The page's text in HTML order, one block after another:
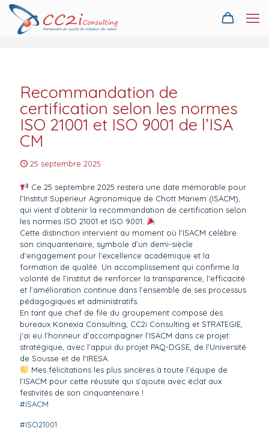
Recommandation de
certification selon les normes
ISO 21001 et ISO 9001 de l’ISA
CM
25 septembre 2025
Ce 25 septembre 2025 restera une date mémorable pour
l’Institut Supérieur Agronomique de Chott Mariem (ISACM),
qui vient d’obtenir la recommandation de certification selon
les normes ISO 21001 et ISO 9001.
Cette distinction intervient au moment où l’ISACM célèbre
son cinquantenaire, symbole d’un demi-siècle
d’engagement pour l’excellence académique et la
formation de qualité. Un accomplissement qui confirme la
volonté de l’institut de renforcer la transparence, l’efficacité
et l’amélioration continue dans l’ensemble de ses processus
pédagogiques et administratifs.
En tant que chef de file du groupement composé des
bureaux Konexia Consulting, CC2i Consulting et STRATEGIE,
j’ai eu l’honneur d’accompagner l’ISACM dans ce projet
stratégique, avec l’appui du projet PAQ-DGSE, de l'Université
de Sousse et de l'IRESA.
Mes félicitations les plus sincères à toute l’équipe de
l’ISACM pour cette réussite qui s’ajoute avec éclat aux
festivités de son cinquantenaire !
#ISACM
#ISO21001